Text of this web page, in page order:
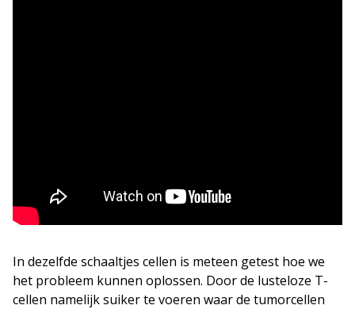
In dezelfde schaaltjes cellen is meteen getest hoe we
het probleem kunnen oplossen. Door de lusteloze T-
cellen namelijk suiker te voeren waar de tumorcellen